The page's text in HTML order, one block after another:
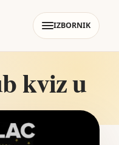
IZBORNIK
kviz u